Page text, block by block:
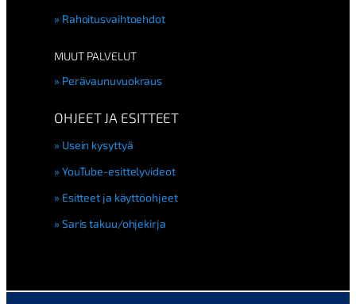
Rahoitusvaihtoehdot
MUUT PALVELUT
Perävaunuvuokraus
OHJEET JA ESITTEET
Usein kysyttyä
YouTube-esittelyvideot
Esitteet ja käyttöohjeet
Saris takuu/ohjekirja